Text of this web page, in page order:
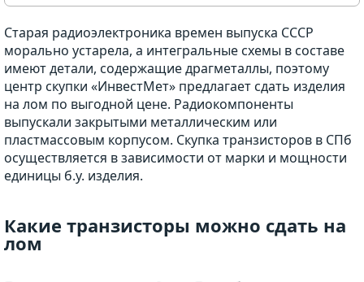
Старая радиоэлектроника времен выпуска СССР
морально устарела, а интегральные схемы в составе
имеют детали, содержащие драгметаллы, поэтому
центр скупки «ИнвестМет» предлагает сдать изделия
на лом по выгодной цене. Радиокомпоненты
выпускали закрытыми металлическим или
пластмассовым корпусом. Скупка транзисторов в СПб
осуществляется в зависимости от марки и мощности
единицы б.у. изделия.
Какие транзисторы можно сдать на
лом